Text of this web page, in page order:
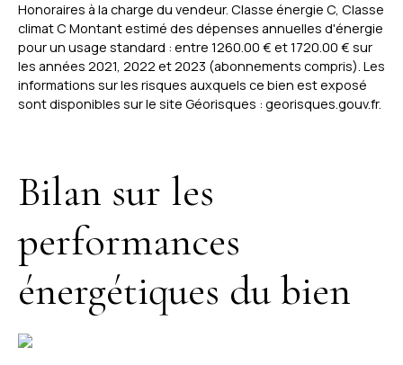
Honoraires à la charge du vendeur. Classe énergie C, Classe
climat C Montant estimé des dépenses annuelles d'énergie
pour un usage standard : entre 1260.00 € et 1720.00 € sur
les années 2021, 2022 et 2023 (abonnements compris). Les
informations sur les risques auxquels ce bien est exposé
sont disponibles sur le site Géorisques : georisques.gouv.fr.
Bilan sur les
performances
énergétiques du bien